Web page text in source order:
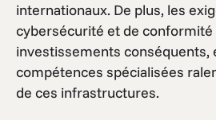
internationaux. De plus, les
cybersécurité et de
investissements conséquents,
compétences spécialisées
de ces infrastructures.